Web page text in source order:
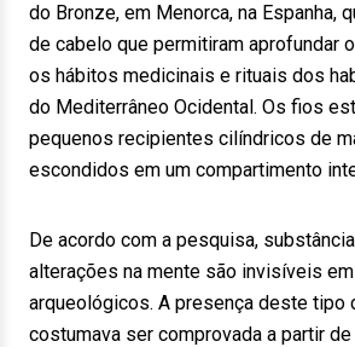
do Bronze, em Menorca, na Espanha,
de cabelo que permitiram aprofundar
os hábitos medicinais e rituais dos
do Mediterrâneo Ocidental. Os fios
pequenos recipientes cilíndricos de
escondidos em um compartimento
De acordo com a pesquisa,
alterações na mente são invisíveis
arqueológicos. A presença deste tipo
costumava ser comprovada a partir